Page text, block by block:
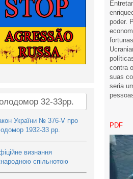
32-33рр.
України № 376-V про
1932-33 рр.
визнання
спільнотою
poder.
contra
suas
seria
PDF